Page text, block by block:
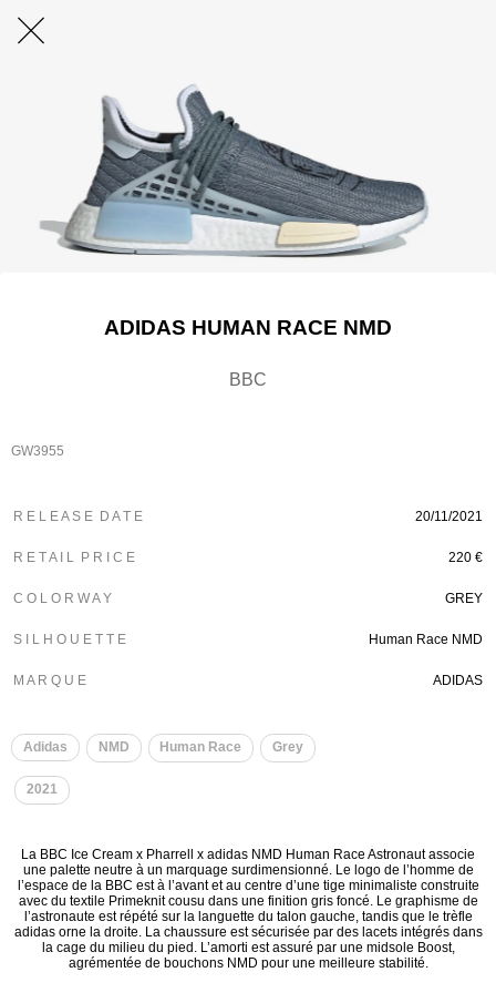
ADIDAS HUMAN RACE NMD
BBC
GW3955
R E L E A S E D A T E 20/11/2021
R E T A I L P R I C E 220 €
C O L O R W A Y GREY
S I L H O U E T T E Human Race NMD
M A R Q U E ADIDAS
Adidas NMD ​ Human Race ​ Grey
2021
La BBC Ice Cream x Pharrell x adidas NMD Human Race Astronaut associe
une palette neutre à un marquage surdimensionné. Le logo de l’homme de
l’espace de la BBC est à l’avant et au centre d’une tige minimaliste construite
avec du textile Primeknit cousu dans une finition gris foncé. Le graphisme de
l’astronaute est répété sur la languette du talon gauche, tandis que le trèfle
adidas orne la droite. La chaussure est sécurisée par des lacets intégrés dans
la cage du milieu du pied. L’amorti est assuré par une midsole Boost,
agrémentée de bouchons NMD pour une meilleure stabilité.